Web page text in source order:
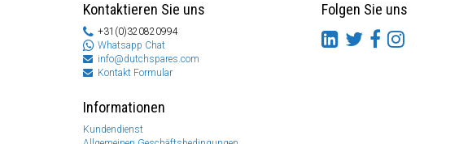
Kontaktieren Sie uns
+31(0)320820994
Whatsapp Chat
info@dutchspares.com
Kontakt Formular
Informationen
Kundendienst
Folgen Sie uns